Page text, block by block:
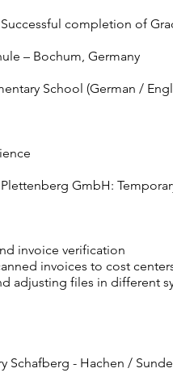
completion of
– Bochum, Germany
School (German /
GmbH:
invoice verification
invoices to cost
adjusting files in different
Schafberg - Hachen /